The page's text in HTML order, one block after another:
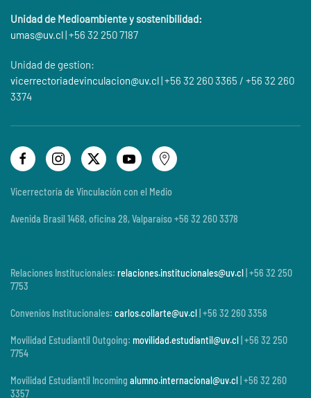
Unidad de Medioambiente y sostenibilidad:
umas@uv.cl| +56 32 250 7187
Unidad de gestion:
vicerrectoriadevinculacion@uv.cl| +56 32 260 3365 / +56 32 260
3374
Vicerrectoría de Vinculación con el Medio
Avenida Brasil 1468, oficina 28, Valparaíso +56 32 260 3378
Relaciones Institucionales: relaciones.institucionales@uv.cl | +56 32 250
7753
Convenios Institucionales: carlos.collarte@uv.cl | +56 32 260 3358
Movilidad Estudiantil Outgoing: movilidad.estudiantil@uv.cl | +56 32 250
7754
Movilidad Estudiantil Incoming alumno.internacional@uv.cl | +56 32 260
3357